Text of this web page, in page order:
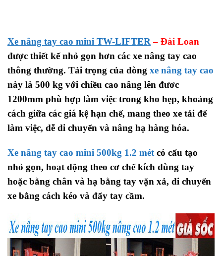
Xe nâng tay cao mini TW-LIFTER – Đài Loan
được thiết kế nhỏ gọn hơn các xe nâng tay cao
thông thường. Tải trọng của dòng xe nâng tay cao
này là 500 kg với chiều cao nâng lên đươc
1200mm phù hợp làm việc trong kho hẹp, khoảng
cách giữa các giá kệ hạn chế, mang theo xe tải để
làm việc, dễ di chuyển và nâng hạ hàng hóa.
Xe nâng tay cao mini 500kg 1.2 mét có cấu tạo
nhỏ gọn, hoạt động theo cơ chế kích dùng tay
hoặc bằng chân và hạ bằng tay vặn xả, di chuyển
xe bằng cách kéo và đẩy tay cầm.